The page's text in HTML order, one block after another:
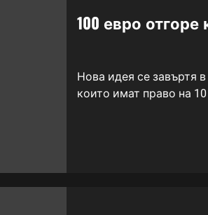
100 евро
Нова идея се завъртя
които имат право на